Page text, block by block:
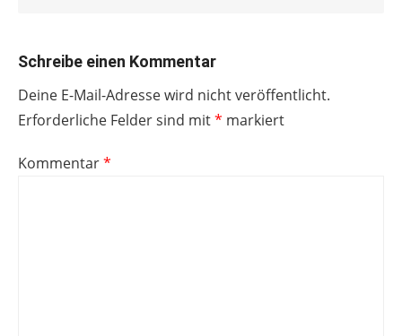
Schreibe einen Kommentar
Deine E-Mail-Adresse wird nicht veröffentlicht.
Erforderliche Felder sind mit* markiert
Kommentar*